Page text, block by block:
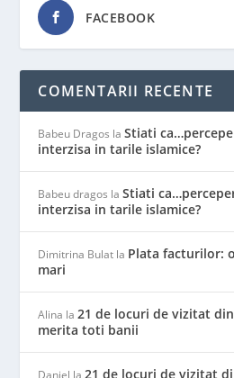
FACEBOOK
COMENTARII RECENTE
Babeu Dragos laStiati
interzisa in tarile islamice?
Babeu dragos laStiati
interzisa in tarile islamice?
Dimitrina Bulat la Plata facturilor:
mari
Alina la21 de locuri de vizitat
merita toti banii
Daniel la21 de locuri de vizitat